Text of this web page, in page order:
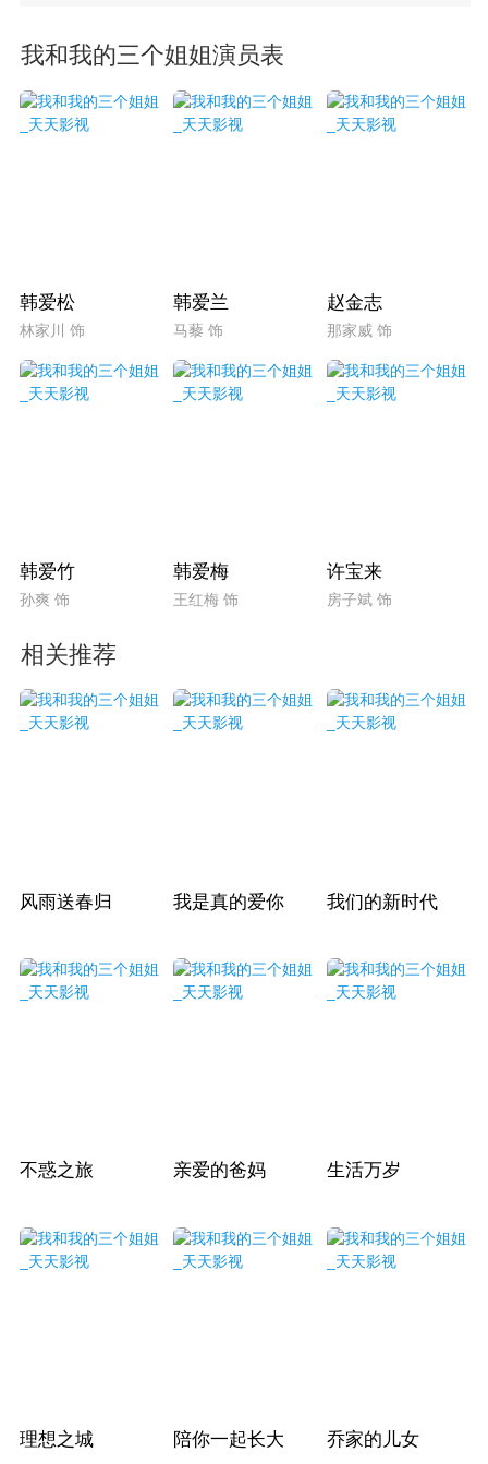
我和我的三个姐姐演员表
韩爱松
林家川 饰
韩爱兰
马藜 饰
赵金志
那家威 饰
韩爱竹
孙爽 饰
韩爱梅
王红梅 饰
许宝来
房子斌 饰
相关推荐
风雨送春归 我是真的爱你 我们的新时代
不惑之旅 亲爱的爸妈 生活万岁
理想之城 陪你一起长大 乔家的儿女